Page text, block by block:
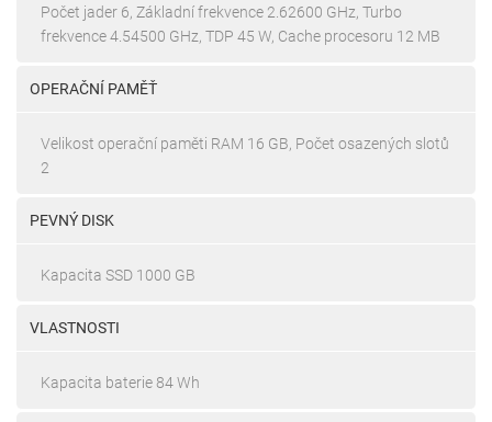
Počet jader 6, Základní frekvence 2.62600 GHz, Turbo
frekvence 4.54500 GHz, TDP 45 W, Cache procesoru 12 MB
OPERAČNÍ PAMĚŤ
Velikost operační paměti RAM 16 GB, Počet osazených slotů
2
PEVNÝ DISK
Kapacita SSD 1000 GB
VLASTNOSTI
Kapacita baterie 84 Wh